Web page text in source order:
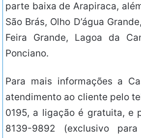
parte baixa de Arapiraca,
São Brás, Olho D’água
Feira Grande, Lagoa da
Ponciano.
Para mais informações a
atendimento ao cliente pelo
0195, a ligação é gratuita, e
8139-9892 (exclusivo